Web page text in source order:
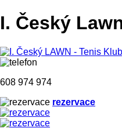
I. Český
608 974 974
rezervace